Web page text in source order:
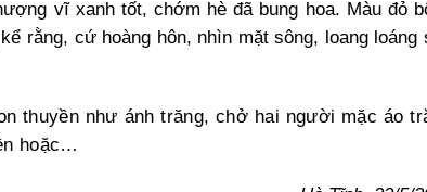
vĩ xanh tốt, chớm hè đã bung hoa. Màu đỏ
rằng, cứ hoàng hôn, nhìn mặt sông, loang loáng
thuyền như ánh trăng, chở hai người mặc áo
hoặc…